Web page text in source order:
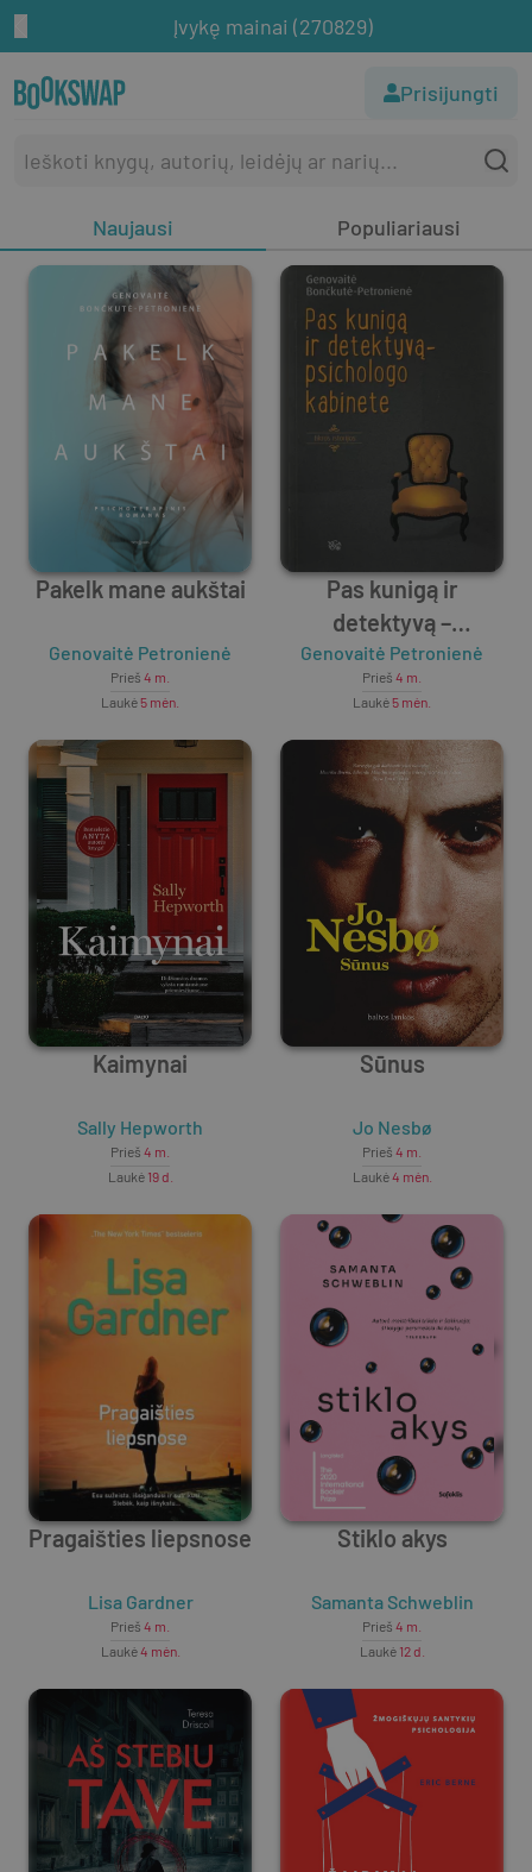
Įvykę mainai (270829)
Prisijungti
Naujausi Populiariausi
Pakelk mane aukštai
Genovaitė Petronienė
Prieš 4 m.
Laukė5 mėn.
Pas kunigą ir
detektyvą –
psichologo kabinete
Genovaitė Petronienė
Prieš 4 m.
Laukė5 mėn.
Kaimynai
Sally Hepworth
Prieš 4 m.
Laukė 19 d.
Sūnus
Jo Nesbø
Prieš 4 m.
Laukė4 mėn.
Pragaišties liepsnose
Lisa Gardner
Prieš 4 m.
Laukė4 mėn.
Stiklo akys
Samanta Schweblin
Prieš 4 m.
Laukė 12 d.